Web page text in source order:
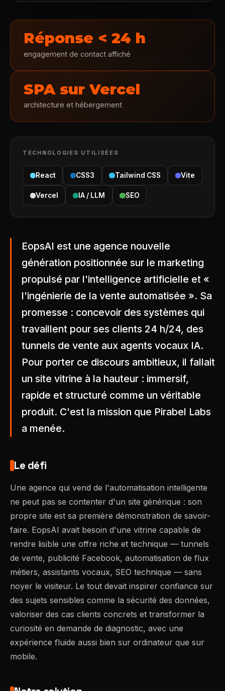
Réponse < 24 h
engagement de contact affiché
SPA sur Vercel
architecture et hébergement
TECHNOLOGIES UTILISÉES
React CSS3 Tailwind CSS Vite
Vercel IA / LLM SEO
EopsAI est une agence nouvelle
génération positionnée sur le marketing
propulsé par l'intelligence artificielle et «
l'ingénierie de la vente automatisée ». Sa
promesse : concevoir des systèmes qui
travaillent pour ses clients 24 h/24, des
tunnels de vente aux agents vocaux IA.
Pour porter ce discours ambitieux, il fallait
un site vitrine à la hauteur : immersif,
rapide et structuré comme un véritable
produit. C'est la mission que Pirabel Labs
a menée.
Le défi
Une agence qui vend de l'automatisation intelligente
ne peut pas se contenter d'un site générique : son
propre site est sa première démonstration de savoir-
faire. EopsAI avait besoin d'une vitrine capable de
rendre lisible une offre riche et technique — tunnels
de vente, publicité Facebook, automatisation de flux
métiers, assistants vocaux, SEO technique — sans
noyer le visiteur. Le tout devait inspirer confiance sur
des sujets sensibles comme la sécurité des données,
valoriser des cas clients concrets et transformer la
curiosité en demande de diagnostic, avec une
expérience fluide aussi bien sur ordinateur que sur
mobile.